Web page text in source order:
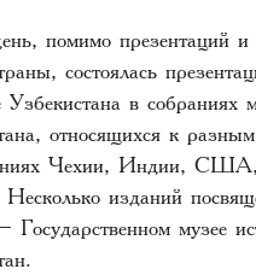
помимо презентаций и
состоялась
Узбекистана в собраниях
относящихся к
Чехии, Индии, США,
изданий
Государственном музее